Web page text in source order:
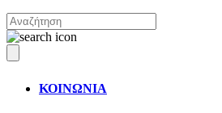
ΚΟΙΝΩΝΙΑ